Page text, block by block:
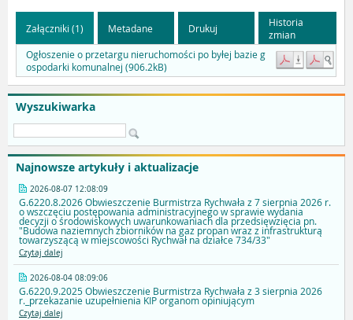
Wyszukiwarka
Najnowsze artykuły i aktualizacje
2026-08-07 12:08:09
G.6220.8.2026 Obwieszczenie Burmistrza Rychwała z 7 sierpnia 2026 r.
o wszczęciu postępowania administracyjnego w sprawie wydania
decyzji o środowiskowych uwarunkowaniach dla przedsięwzięcia pn.
"Budowa naziemnych zbiorników na gaz propan wraz z infrastrukturą
towarzyszącą w miejscowości Rychwał na działce 734/33"
Czytaj dalej
2026-08-04 08:09:06
G.6220.9.2025 Obwieszczenie Burmistrza Rychwała z 3 sierpnia 2026
r._przekazanie uzupełnienia KIP organom opiniującym
Czytaj dalej
Załączniki (1) Metadane Drukuj
Historia
zmian
Ogłoszenie o przetargu nieruchomości po byłej bazie g
ospodarki komunalnej (906.2kB)